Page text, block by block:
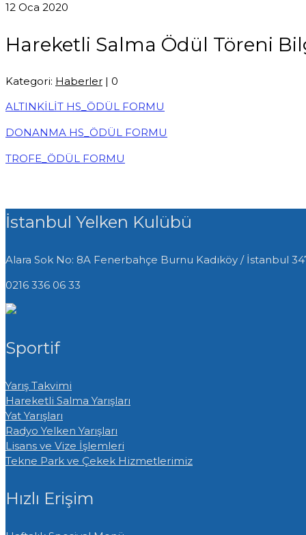
12 Oca 2020
Hareketli Salma Ödül Töreni
Kategori: Haberler | 0
ALTINKİLİT HS_ÖDÜL FORMU
DONANMA HS_ÖDÜL FORMU
TROFE_ÖDÜL FORMU
İstanbul Yelken Kulübü
Alara Sok No: 8A Fenerbahçe Burnu Kadıköy / İstanbul
0216 336 06 33
Sportif
Yarış Takvimi
Hareketli Salma Yarışları
Yat Yarışları
Radyo Yelken Yarışları
Lisans ve Vize İşlemleri
Tekne Park ve Çekek Hizmetlerimiz
Hızlı Erişim